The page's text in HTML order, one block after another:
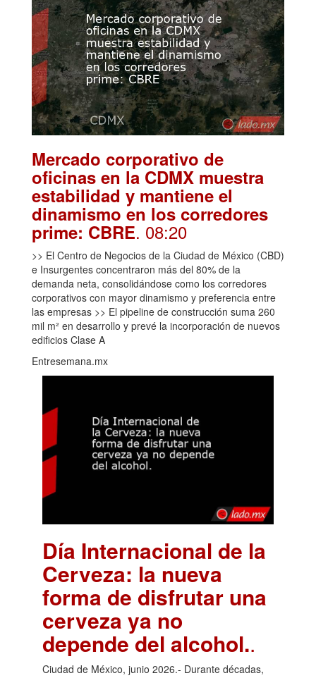
Mercado corporativo de
oficinas en la CDMX muestra
estabilidad y mantiene el
dinamismo en los corredores
prime: CBRE. 08:20
>> El Centro de Negocios de la Ciudad de México (CBD)
e Insurgentes concentraron más del 80% de la
demanda neta, consolidándose como los corredores
corporativos con mayor dinamismo y preferencia entre
las empresas >> El pipeline de construcción suma 260
mil m² en desarrollo y prevé la incorporación de nuevos
edificios Clase A
Entresemana.mx
Día Internacional de la
Cerveza: la nueva
forma de disfrutar una
cerveza ya no
depende del alcohol..
Ciudad de México, junio 2026.- Durante décadas,